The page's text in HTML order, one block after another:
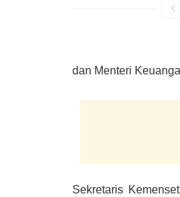
dan Menteri
Sekretaris